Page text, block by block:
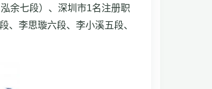
余七段）、深圳市1名注册职
、李思璇六段、李小溪五段、